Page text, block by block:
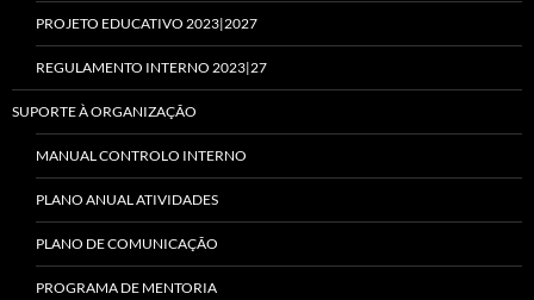
PROJETO EDUCATIVO 2023|2027
REGULAMENTO INTERNO 2023|27
SUPORTE À ORGANIZAÇÃO
MANUAL CONTROLO INTERNO
PLANO ANUAL ATIVIDADES
PLANO DE COMUNICAÇÃO
PROGRAMA DE MENTORIA